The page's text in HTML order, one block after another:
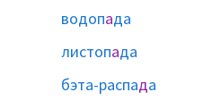
водопада
листопада
бэта-распада